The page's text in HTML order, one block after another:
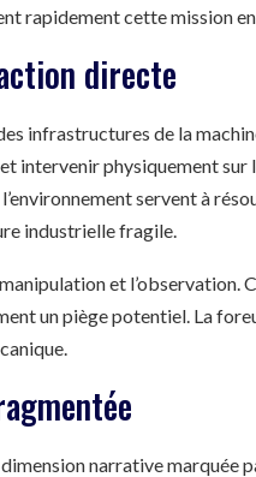
rapidement cette mission
directe
infrastructures de la
intervenir physiquement sur
servent à
industrielle fragile.
et l’observation.
un piège potentiel. La
narrative marquée